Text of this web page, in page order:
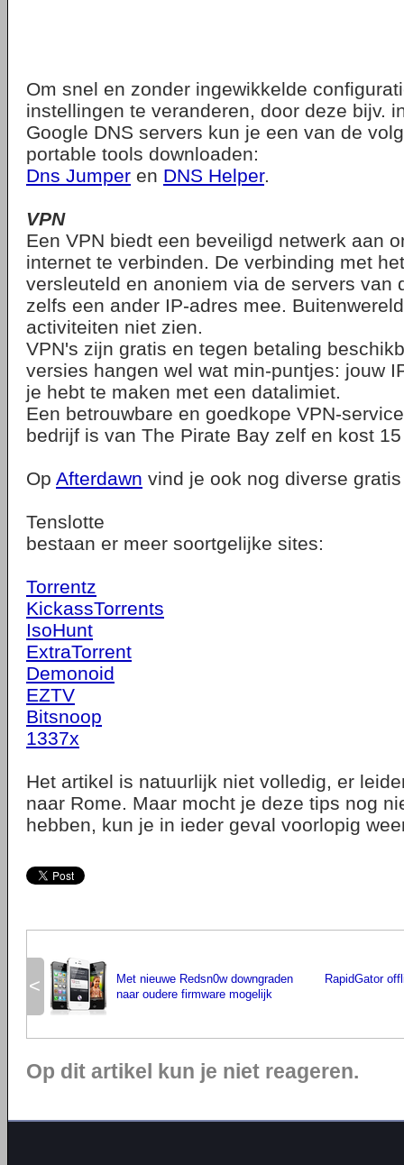
Om snel en zonder ingewikkelde
instellingen te veranderen, door deze bijv.
Google DNS servers kun je een van de
portable tools downloaden:
Dns Jumper en DNS Helper.
VPN
Een VPN biedt een beveiligd netwerk aan
internet te verbinden. De verbinding met
versleuteld en anoniem via de servers van
zelfs een ander IP-adres mee.
activiteiten niet zien.
VPN's zijn gratis en tegen betaling
versies hangen wel wat min-puntjes: jouw
je hebt te maken met een datalimiet.
Een betrouwbare en goedkope VPN-
bedrijf is van The Pirate Bay zelf en kost
Op Afterdawn vind je ook nog diverse
Tenslotte
bestaan er meer soortgelijke sites:
Torrentz
KickassTorrents
IsoHunt
ExtraTorrent
Demonoid
EZTV
Bitsnoop
1337x
Het artikel is natuurlijk niet volledig, er
naar Rome. Maar mocht je deze tips nog
hebben, kun je in ieder geval voorlopig
<
Met nieuwe Redsn0w downgraden
naar oudere firmware mogelijk
RapidGator
Op dit artikel kun je niet reageren.